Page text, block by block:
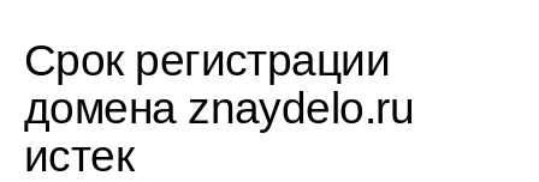
Срок регистрации
домена znaydelo.ru
истек